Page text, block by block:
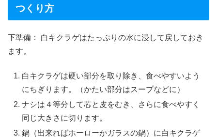
つくり方
下準備： 白キクラゲはたっぷりの水に浸して戻しておき
ます。
白キクラゲは硬い部分を取り除き、食べやすいよう
にちぎります。（かたい部分はスープなどに）
ナシは４等分して芯と皮をむき、さらに食べやすく
同じ大きさに切ります。
鍋（出来ればホーローかガラスの鍋）に白キクラゲ